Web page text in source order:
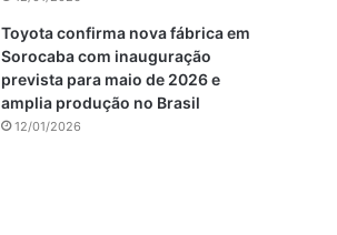
Toyota confirma nova fábrica em
Sorocaba com inauguração
prevista para maio de 2026 e
amplia produção no Brasil
12/01/2026